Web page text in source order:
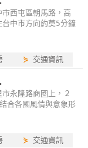
市西屯區朝馬路，高
中市方向約莫5分鐘
⋟ 交通資訊
永隆路商圈上，２
合各國風情與意象形
⋟ 交通資訊